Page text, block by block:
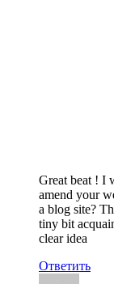
Great beat ! I
amend your
a blog site?
tiny bit
clear idea
Ответить